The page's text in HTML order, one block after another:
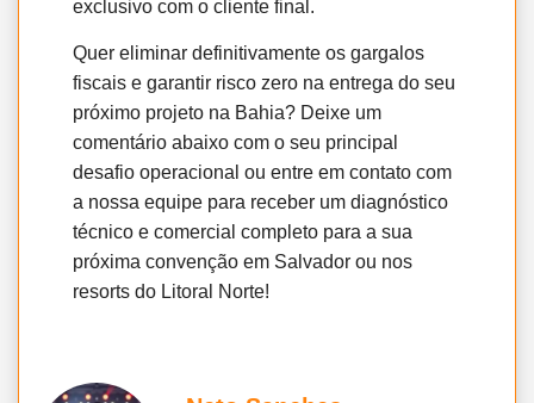
exclusivo com o cliente final.
Quer eliminar definitivamente os gargalos
fiscais e garantir risco zero na entrega do seu
próximo projeto na Bahia? Deixe um
comentário abaixo com o seu principal
desafio operacional ou entre em contato com
a nossa equipe para receber um diagnóstico
técnico e comercial completo para a sua
próxima convenção em Salvador ou nos
resorts do Litoral Norte!